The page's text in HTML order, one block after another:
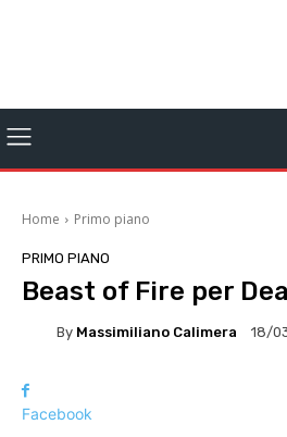
Home Primo piano
PRIMO PIANO
Beast of Fire per
By Massimiliano Calimera 18/
Facebook